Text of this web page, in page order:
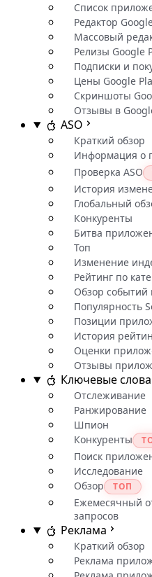
Список
Редактор
Массовый
Релизы Google
Подписки и
Цены Google
Скриншоты
Отзывы в
ASO
Краткий обзор
Информация о
Проверка ASO
История
Глобальный
Конкуренты
Битва
Топ
Изменение
Рейтинг по
Обзор
Популярность
Позиции
История
Оценки
Отзывы
Ключевые слова
Отслеживание
Ранжирование
Шпион
Конкуренты
Поиск
Исследование
Обзор
ТОП
Ежемесячный
запросов
Реклама
Краткий обзор
Реклама